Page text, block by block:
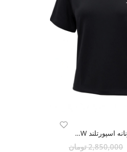
تی شرت ورزشی زنانه اسپورتلند SHIFT Move W
2,850,000 تومان